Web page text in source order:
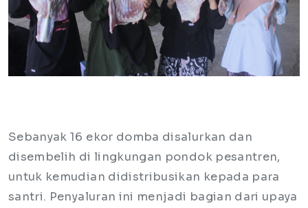
Sebanyak 16 ekor domba disalurkan dan
disembelih di lingkungan pondok pesantren,
untuk kemudian didistribusikan kepada para
santri. Penyaluran ini menjadi bagian dari upaya